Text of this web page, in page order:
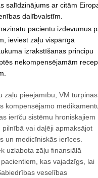
salīdzinājums ar citām
dalībvalstīm.
pacientu izdevumus
ieviest zāļu vispārīgā
izrakstīšanas principu
nekompensējamām
zāļu pieejamību, VM turpinās
kompensējamo
ierīču sistēmu hroniskajiem
pilnībā vai daļēji apmaksājot
un medicīniskās ierīces.
uzlabota zāļu finansiālā
kas vajadzīgs, lai
veselības